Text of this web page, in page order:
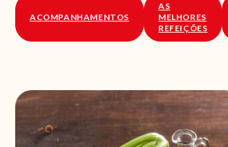
ACOMPANHAMENTOS
AS
MELHORES
REFEIÇÕES